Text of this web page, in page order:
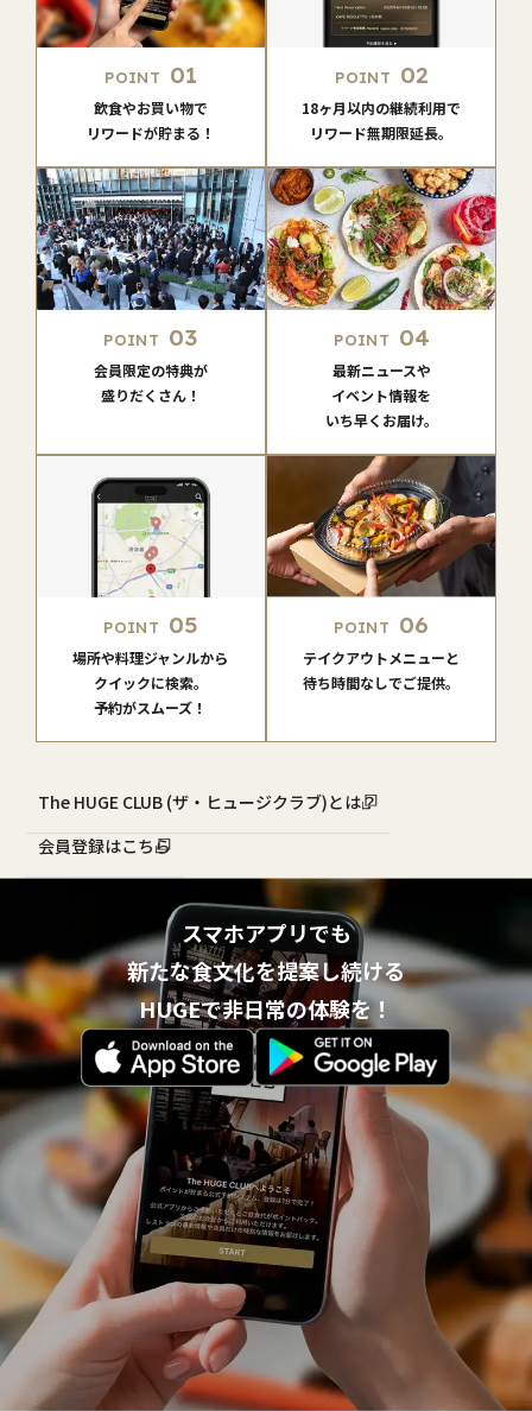
POINT 01
飲食やお買い物で
リワードが貯まる！
POINT 02
18ヶ月以内の継続利用で
リワード無期限延長。
POINT 03
会員限定の特典が
盛りだくさん！
POINT 04
最新ニュースや
イベント情報を
いち早くお届け。
POINT 05
場所や料理ジャンルから
クイックに検索。
予約がスムーズ！
POINT 06
テイクアウトメニューと
待ち時間なしでご提供。
The HUGE CLUB (ザ・ヒュージクラブ)とは？
会員登録はこちら
スマホアプリでも
新たな食文化を提案し続ける
HUGEで非日常の体験を！